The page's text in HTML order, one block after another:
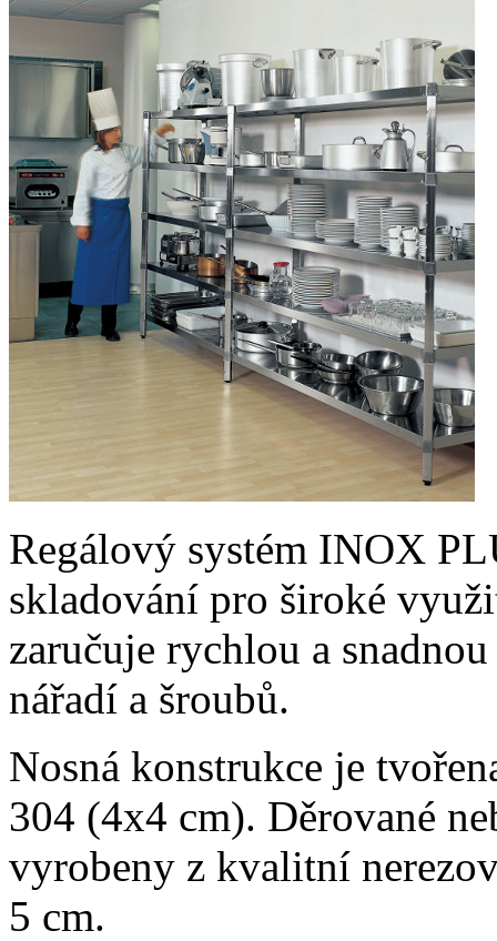
Regálový systém INOX
skladování pro široké
zaručuje rychlou a
nářadí a šroubů.
Nosná konstrukce je
304 (4x4 cm). Děrované
vyrobeny z kvalitní
5 cm.